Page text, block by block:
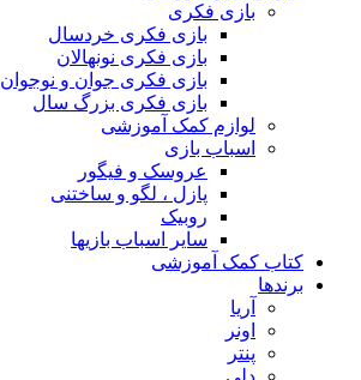
بازی فکری
بازی فکری خردسال
بازی فکری نونهالان
بازی فکری جوان و نوجوان
بازی فکری بزرگ سال
لوازم کمک آموزشی
اسباب بازی
عروسک و فیگور
پازل ، لگو و ساختنی
روبیک
سایر اسباب بازیها
کتاب کمک آموزشی
برندها
آریا
اونر
پنتر